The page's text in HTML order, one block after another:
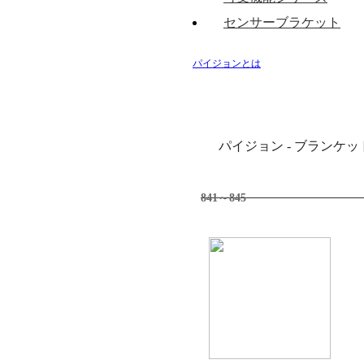
センサーブラケット
パイジョンとは
パイジョン - ブランケッ
841～845